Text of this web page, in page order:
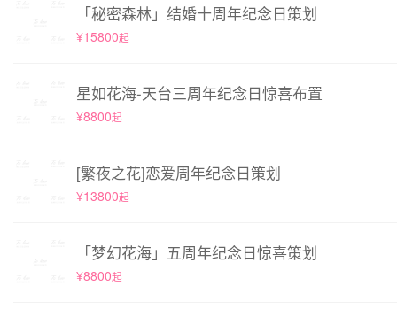
「秘密森林」结婚十周年纪念日策划
¥15800起
星如花海-天台三周年纪念日惊喜布置
¥8800起
[繁夜之花]恋爱周年纪念日策划
¥13800起
「梦幻花海」五周年纪念日惊喜策划
¥8800起